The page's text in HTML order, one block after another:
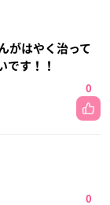
がはやく治って
です！！
0
0